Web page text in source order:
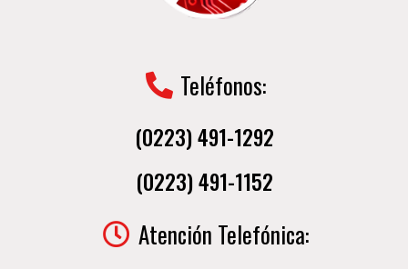
Teléfonos:
(0223) 491-1292
(0223) 491-1152
Atención Telefónica: